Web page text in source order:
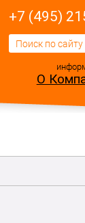
+7 (495)
О